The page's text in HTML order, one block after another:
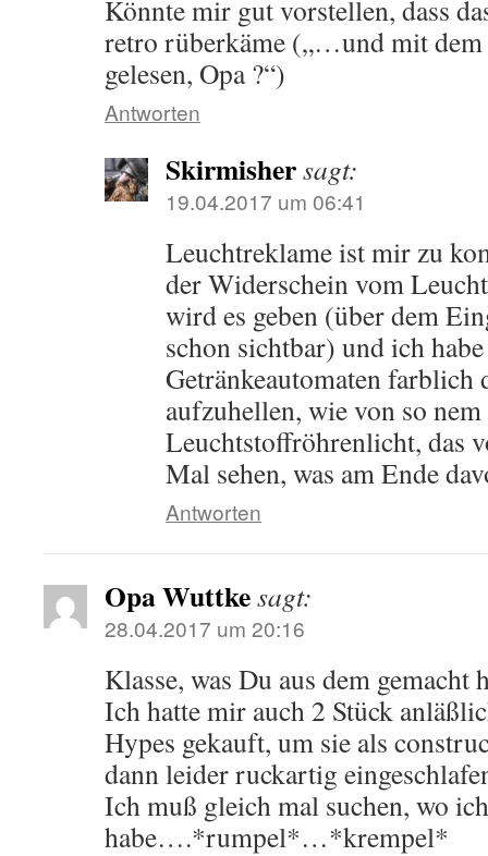
Könnte mir gut vorstellen, dass
retro rüberkäme („…und mit
gelesen, Opa ?“)
Antworten
Skirmishersagt:
19.04.2017 um 06:41
Leuchtreklame ist mir zu
der Widerschein vom
wird es geben (über dem
schon sichtbar) und ich
Getränkeautomaten farblich
aufzuhellen, wie von so
Leuchtstoffröhrenlicht, das
Mal sehen, was am Ende
Antworten
Opa Wuttkesagt:
28.04.2017 um 20:16
Klasse, was Du aus dem gemacht
Ich hatte mir auch 2 Stück
Hypes gekauft, um sie als
dann leider ruckartig
Ich muß gleich mal suchen, wo
habe….*rumpel*…*krempel*